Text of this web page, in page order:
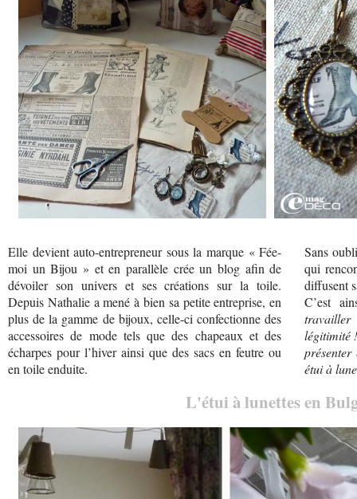
Elle devient auto-entrepreneur sous la marque « Fée-
moi un Bijou » et en parallèle crée un blog afin de
dévoiler son univers et ses créations sur la toile.
Depuis Nathalie a mené à bien sa petite entreprise, en
plus de la gamme de bijoux, celle-ci confectionne des
accessoires de mode tels que des chapeaux et des
écharpes pour l’hiver ainsi que des sacs en feutre ou
en toile enduite.
Sans
qui
diffusent
C’est
légitimité
étui à
L'étui à lunettes en